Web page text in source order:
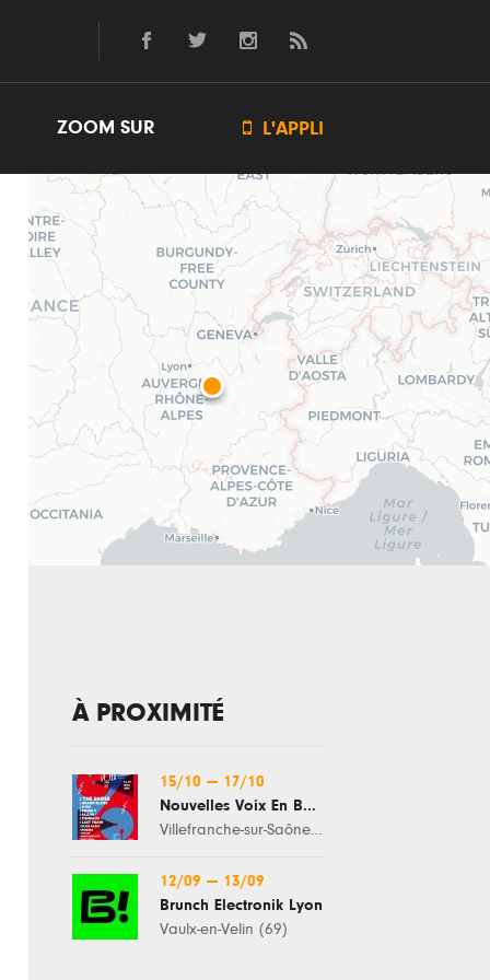
ZOOM SUR  L'APPLI
À PROXIMITÉ
15/10 — 17/10
Nouvelles Voix En Beaujolais
Villefranche-sur-Saône (69)
12/09 — 13/09
Brunch Electronik Lyon
Vaulx-en-Velin (69)